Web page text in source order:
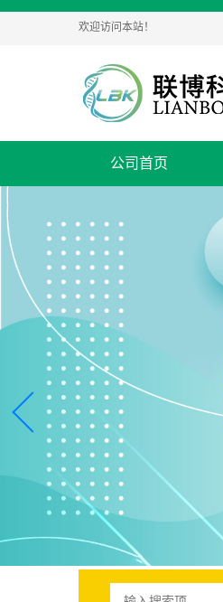
欢迎访问本站！
公司首页